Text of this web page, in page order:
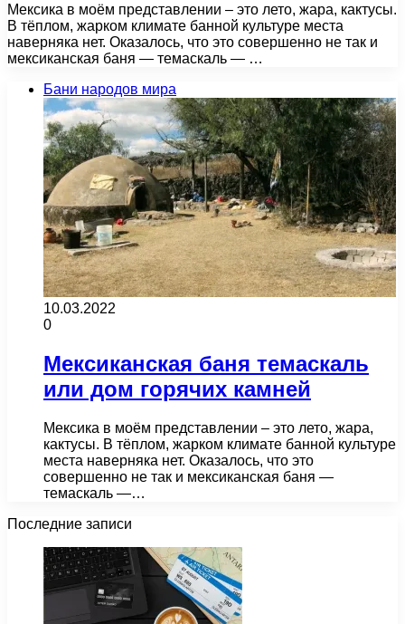
Мексика в моём представлении – это лето, жара, кактусы.
В тёплом, жарком климате банной культуре места
наверняка нет. Оказалось, что это совершенно не так и
мексиканская баня — темаскаль — …
Бани народов мира
10.03.2022
0
Мексиканская баня темаскаль
или дом горячих камней
Мексика в моём представлении – это лето, жара,
кактусы. В тёплом, жарком климате банной культуре
места наверняка нет. Оказалось, что это
совершенно не так и мексиканская баня —
темаскаль —…
Последние записи